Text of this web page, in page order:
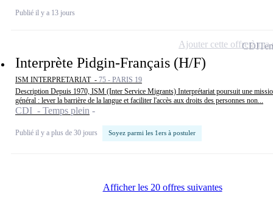
Publié il y a 13 jours
Interprète Pidgin-Français (H/F)
ISM INTERPRETARIAT - 75 - PARIS 19
Description Depuis 1970, ISM (Inter Service Migrants) Interprétariat poursuit une
général : lever la barrière de la langue et faciliter l'accès aux droits des personnes non...
CDI - Temps plein
Publié il y a plus de 30 jours Soyez parmi les 1ers à postuler
CDI
Ajouter cette offre à ma
Afficher les 20 offres suivantes